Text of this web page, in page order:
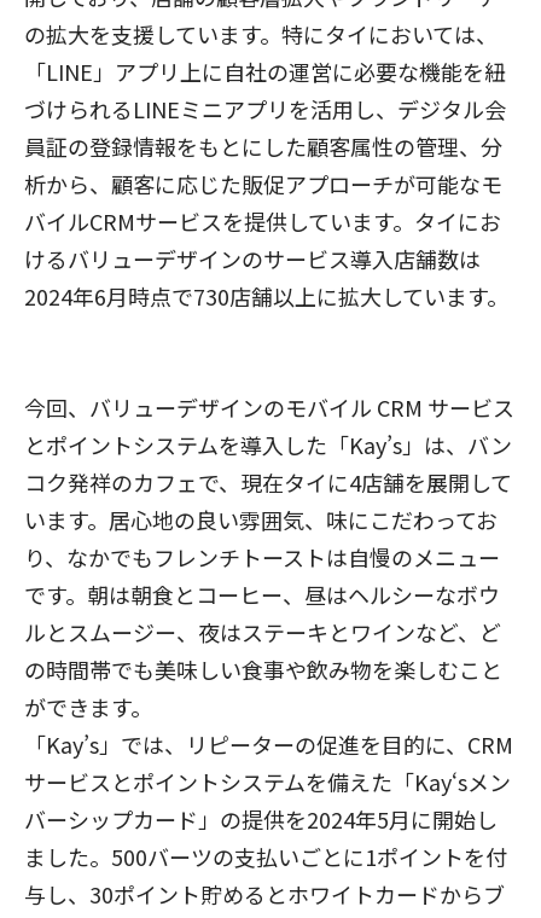
の拡大を支援しています。特にタイにおいては、
「LINE」アプリ上に自社の運営に必要な機能を紐
づけられるLINEミニアプリを活用し、デジタル会
員証の登録情報をもとにした顧客属性の管理、分
析から、顧客に応じた販促アプローチが可能なモ
バイルCRMサービスを提供しています。タイにお
けるバリューデザインのサービス導入店舗数は
2024年6月時点で730店舗以上に拡大しています。
今回、バリューデザインのモバイル CRM サービス
とポイントシステムを導入した「Kay’s」は、バン
コク発祥のカフェで、現在タイに4店舗を展開して
います。居心地の良い雰囲気、味にこだわってお
り、なかでもフレンチトーストは自慢のメニュー
です。朝は朝食とコーヒー、昼はヘルシーなボウ
ルとスムージー、夜はステーキとワインなど、ど
の時間帯でも美味しい食事や飲み物を楽しむこと
ができます。
「Kay’s」では、リピーターの促進を目的に、CRM
サービスとポイントシステムを備えた「Kay‘sメン
バーシップカード」の提供を2024年5月に開始し
ました。500バーツの支払いごとに1ポイントを付
与し、30ポイント貯めるとホワイトカードからブ